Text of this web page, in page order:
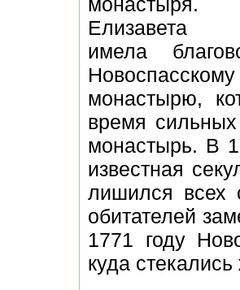
Елизавета
имела
Новоспасскому
монастырю,
время
монастырь. В
известная
лишился всех
обитателей
1771 году
куда